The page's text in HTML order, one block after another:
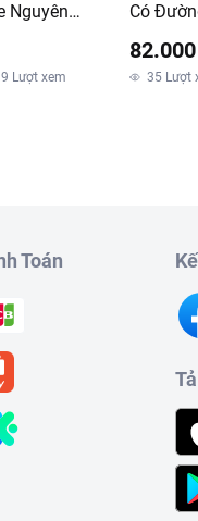
Nguyên
9 Lượt xem
Có
35 Lượt
Toán